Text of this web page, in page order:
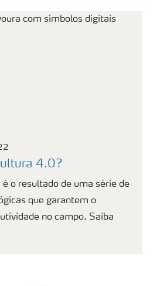
4.0?
o resultado de uma série de
que garantem o
no campo. Saiba